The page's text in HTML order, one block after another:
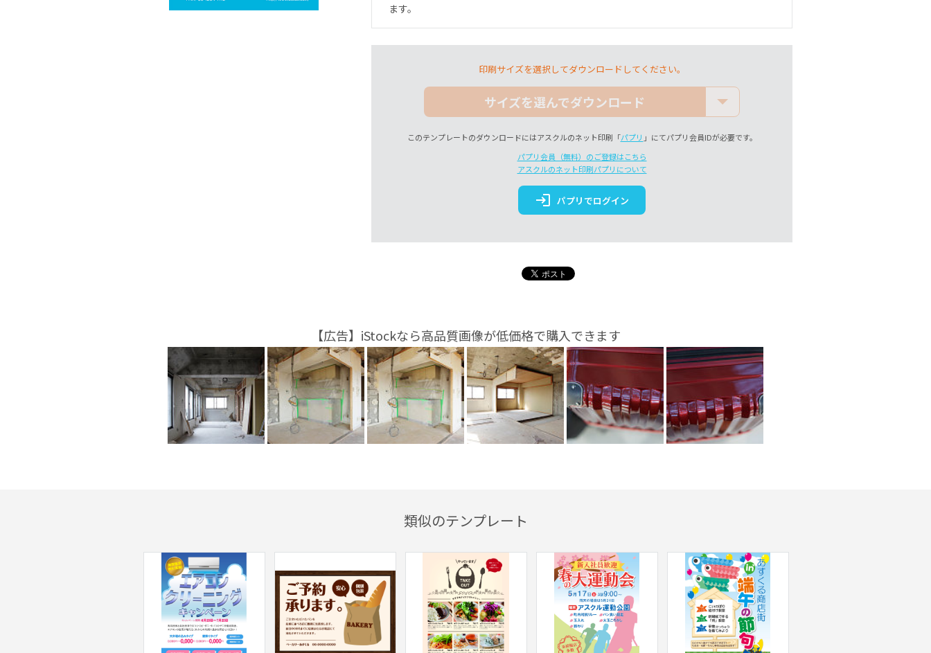
ます。
印刷サイズを選択してダウンロードしてください。
サイズを選んでダウンロード
このテンプレートのダウンロードにはアスクルのネット印刷「パプリ 」にてパプリ会員IDが必要です。
パプリ会員（無料）のご登録はこちら
アスクルのネット印刷パプリについて
login パプリでログイン
【広告】iStockなら高品質画像が低価格で購入できます
類似のテンプレート